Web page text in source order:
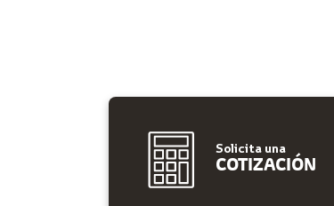
Solicita una
COTIZACIÓN